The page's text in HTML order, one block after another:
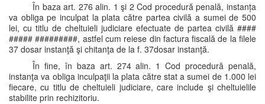
În baza art. 276 alin. 1 şi 2 Cod procedură penală, instanța
va obliga pe inculpat la plata către partea civilă a sumei de 500
lei, cu titlu de cheltuieli judiciare efectuate de partea civilă ####
##### #########, astfel cum reiese din factura fiscală de la filele
37 dosar instanţă şi chitanţa de la f. 37dosar instanţă.
În fine, în baza art. 274 alin. 1 Cod procedură penală,
instanţa va obliga inculpaţii la plata către stat a sumei de 1.000 lei
fiecare, cu titlu de cheltuieli judiciare, care include şi cheltuielile
stabilite prin rechizitoriu.